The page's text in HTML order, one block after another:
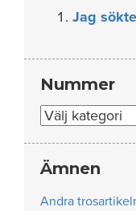
Jag
Nummer
Nummer
Ämnen
Andra